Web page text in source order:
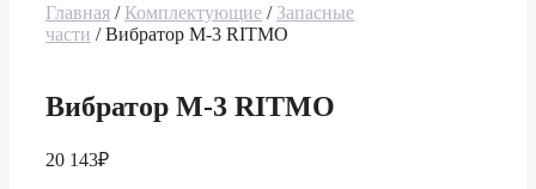
Главная / Комплектующие / Запасные
части / Вибратор М-3 RITMO
Вибратор М-3 RITMO
20 143₽